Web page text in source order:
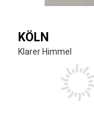
KÖLN
Klarer Himmel